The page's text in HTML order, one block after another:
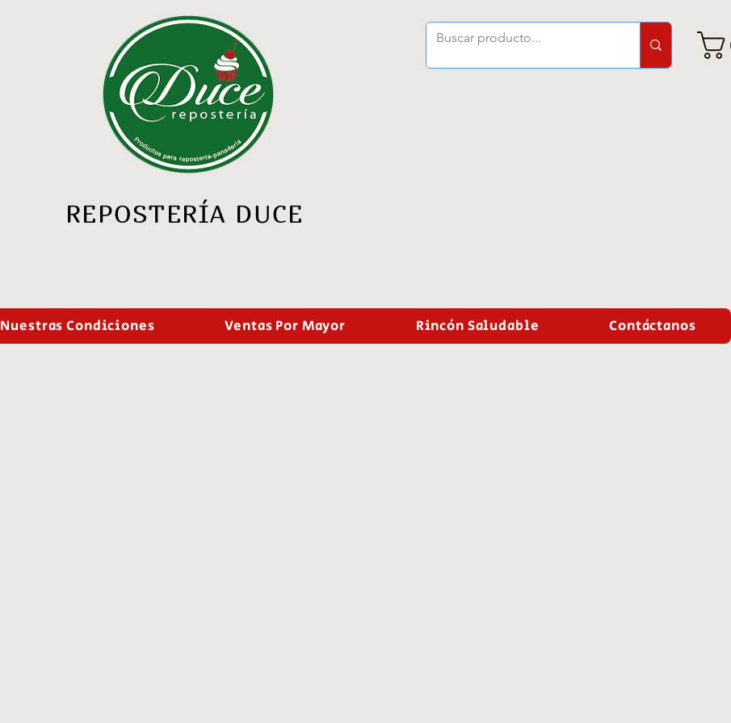
REPOSTERÍA DUCE
Nuestras Condiciones Ventas Por Mayor Rincón Saludable Contáctanos